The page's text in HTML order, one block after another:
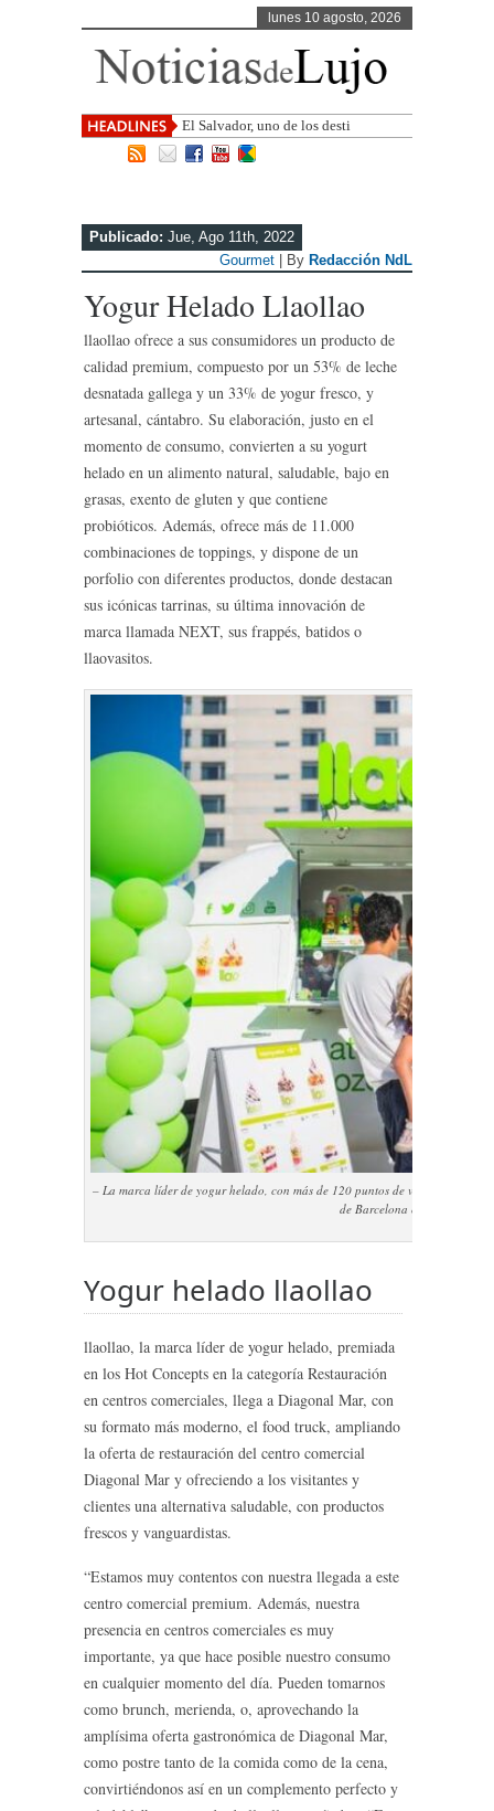
lunes 10 agosto, 2026
El Salvador, uno de los destinos con
mayor proyección de
Publicado: Jue, Ago 11th, 2022
Gourmet | By Redacción NdL
Yogur Helado Llaollao
llaollao ofrece a sus consumidores un producto de
calidad premium, compuesto por un 53% de leche
desnatada gallega y un 33% de yogur fresco, y
artesanal, cántabro. Su elaboración, justo en el
momento de consumo, convierten a su yogurt
helado en un alimento natural, saludable, bajo en
grasas, exento de gluten y que contiene
probióticos. Además, ofrece más de 11.000
combinaciones de toppings, y dispone de un
porfolio con diferentes productos, donde destacan
sus icónicas tarrinas, su última innovación de
marca llamada NEXT, sus frappés, batidos o
llaovasitos.
– La marca líder de yogur helado, con más de 120 puntos de venta en el
de Barcelona con su formato
Yogur helado llaollao
llaollao, la marca líder de yogur helado, premiada
en los Hot Concepts en la categoría Restauración
en centros comerciales, llega a Diagonal Mar, con
su formato más moderno, el food truck, ampliando
la oferta de restauración del centro comercial
Diagonal Mar y ofreciendo a los visitantes y
clientes una alternativa saludable, con productos
frescos y vanguardistas.
“Estamos muy contentos con nuestra llegada a este
centro comercial premium. Además, nuestra
presencia en centros comerciales es muy
importante, ya que hace posible nuestro consumo
en cualquier momento del día. Pueden tomarnos
como brunch, merienda, o, aprovechando la
amplísima oferta gastronómica de Diagonal Mar,
como postre tanto de la comida como de la cena,
convirtiéndonos así en un complemento perfecto y